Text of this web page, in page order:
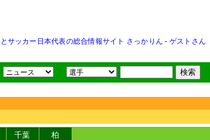
サッカー日本代表の総合情報サイト さっかりん - ゲストさん
千葉
柏